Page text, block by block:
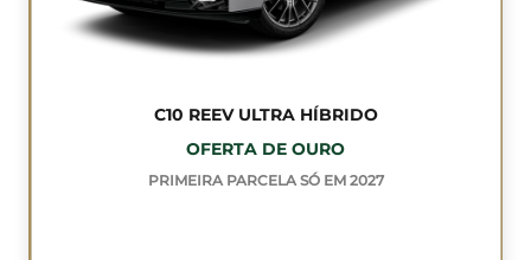
C10 REEV ULTRA HÍBRIDO
OFERTA DE OURO
PRIMEIRA PARCELA SÓ EM 2027